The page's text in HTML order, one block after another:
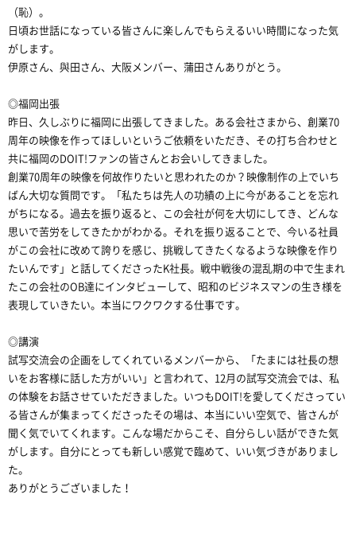
（恥）。
日頃お世話になっている皆さんに楽しんでもらえるいい時間になった気
がします。
伊原さん、與田さん、大阪メンバー、蒲田さんありがとう。
◎福岡出張
昨日、久しぶりに福岡に出張してきました。ある会社さまから、創業70
周年の映像を作ってほしいというご依頼をいただき、その打ち合わせと
共に福岡のDOIT!ファンの皆さんとお会いしてきました。
創業70周年の映像を何故作りたいと思われたのか？映像制作の上でいち
ばん大切な質問です。「私たちは先人の功績の上に今があることを忘れ
がちになる。過去を振り返ると、この会社が何を大切にしてき、どんな
思いで苦労をしてきたかがわかる。それを振り返ることで、今いる社員
がこの会社に改めて誇りを感じ、挑戦してきたくなるような映像を作り
たいんです」と話してくださったK社長。戦中戦後の混乱期の中で生まれ
たこの会社のOB達にインタビューして、昭和のビジネスマンの生き様を
表現していきたい。本当にワクワクする仕事です。
◎講演
試写交流会の企画をしてくれているメンバーから、「たまには社長の想
いをお客様に話した方がいい」と言われて、12月の試写交流会では、私
の体験をお話させていただきました。いつもDOIT!を愛してくださってい
る皆さんが集まってくださったその場は、本当にいい空気で、皆さんが
聞く気でいてくれます。こんな場だからこそ、自分らしい話ができた気
がします。自分にとっても新しい感覚で臨めて、いい気づきがありまし
た。
ありがとうございました！